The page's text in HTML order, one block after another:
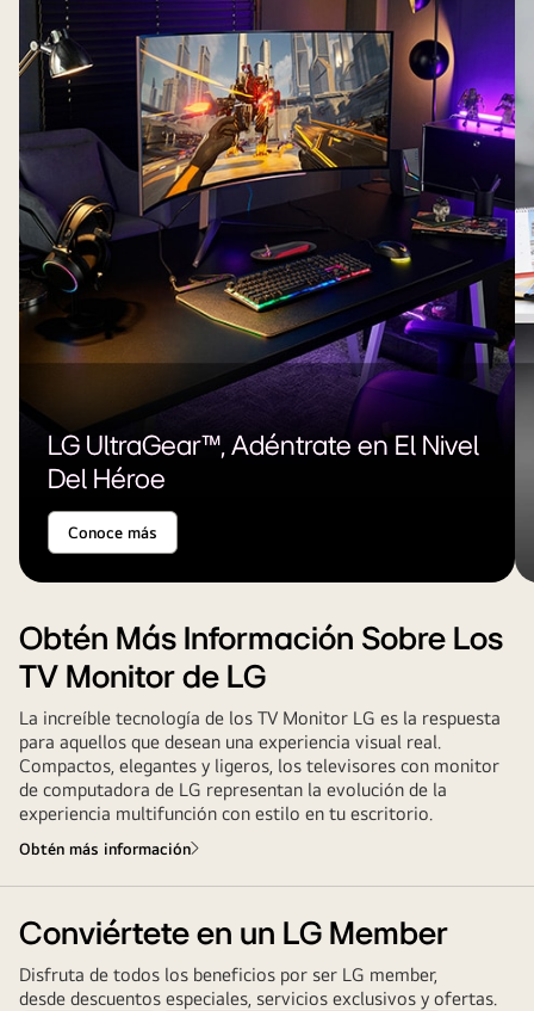
LG UltraGear™, Adéntrate en El Nivel
Del Héroe
Conoce más
Obtén Más Información Sobre Los
TV Monitor de LG
La increíble tecnología de los TV Monitor LG es la respuesta
para aquellos que desean una experiencia visual real.
Compactos, elegantes y ligeros, los televisores con monitor
de computadora de LG representan la evolución de la
experiencia multifunción con estilo en tu escritorio.
Obtén más información
Conviértete en un LG Member
Disfruta de todos los beneficios por ser LG member,
desde descuentos especiales, servicios exclusivos y ofertas.